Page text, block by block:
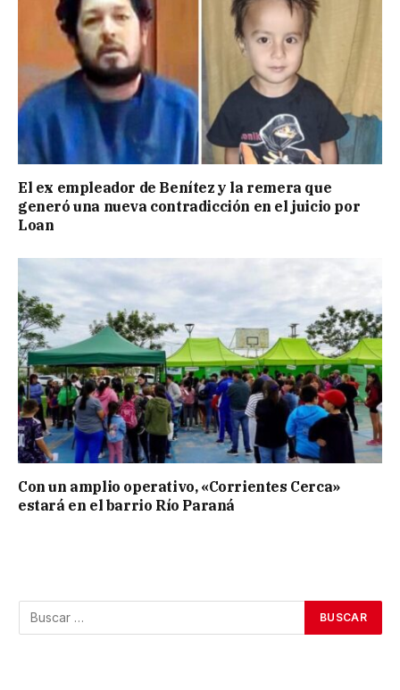
El ex empleador de Benítez y la remera que
generó una nueva contradicción en el juicio por
Loan
Con un amplio operativo, «Corrientes Cerca»
estará en el barrio Río Paraná